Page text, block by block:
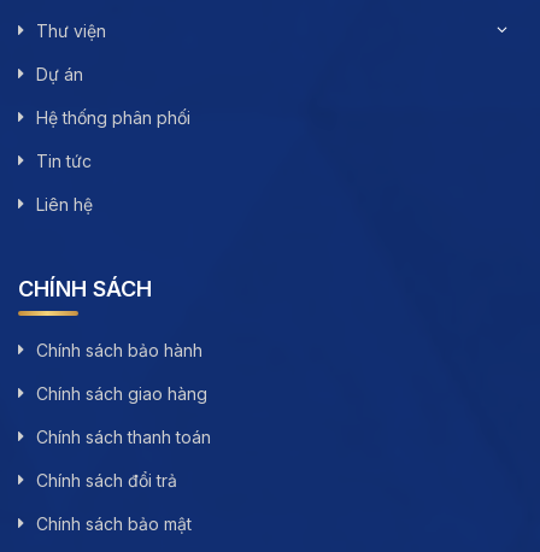
Thư viện
Dự án
Hệ thống phân phối
Tin tức
Liên hệ
CHÍNH SÁCH
Chính sách bảo hành
Chính sách giao hàng
Chính sách thanh toán
Chính sách đổi trả
Chính sách bảo mật